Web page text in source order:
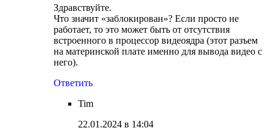
Здравствуйте.
Что значит «заблокирован»? Если просто не
работает, то это может быть от отсутствия
встроенного в процессор видеоядра (этот разъем
на материнской плате именно для вывода видео с
него).
Ответить
Tim
22.01.2024 в 14:04